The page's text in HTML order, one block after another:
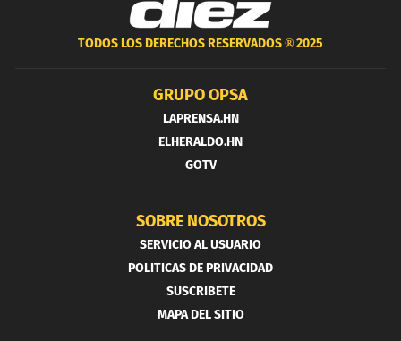
TODOS LOS DERECHOS RESERVADOS ®2025
GRUPO OPSA
LAPRENSA.HN
ELHERALDO.HN
GOTV
SOBRE NOSOTROS
SERVICIO AL USUARIO
POLITICAS DE PRIVACIDAD
SUSCRIBETE
MAPA DEL SITIO